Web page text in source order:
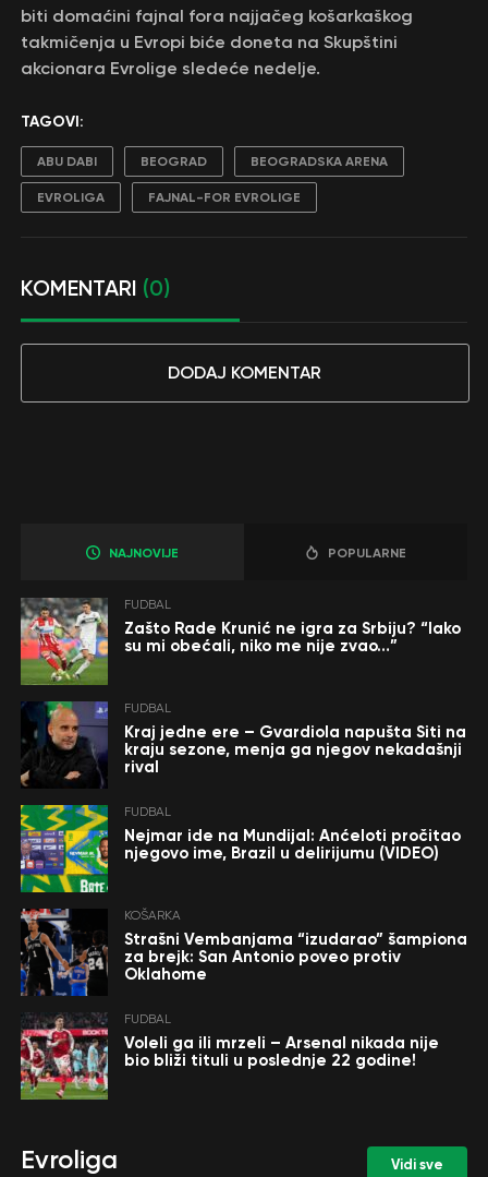
biti domaćini fajnal fora najjačeg košarkaškog
takmičenja u Evropi biće doneta na Skupštini
akcionara Evrolige sledeće nedelje.
TAGOVI:
ABU DABI BEOGRAD BEOGRADSKA ARENA
EVROLIGA FAJNAL-FOR EVROLIGE
KOMENTARI (0)
DODAJ KOMENTAR
NAJNOVIJE POPULARNE
FUDBAL
Zašto Rade Krunić ne igra za Srbiju? “Iako
su mi obećali, niko me nije zvao…”
FUDBAL
Kraj jedne ere – Gvardiola napušta Siti na
kraju sezone, menja ga njegov nekadašnji
rival
FUDBAL
Nejmar ide na Mundijal: Anćeloti pročitao
njegovo ime, Brazil u delirijumu (VIDEO)
KOŠARKA
Strašni Vembanjama “izudarao” šampiona
za brejk: San Antonio poveo protiv
Oklahome
FUDBAL
Voleli ga ili mrzeli – Arsenal nikada nije
bio bliži tituli u poslednje 22 godine!
Evroliga Vidi sve